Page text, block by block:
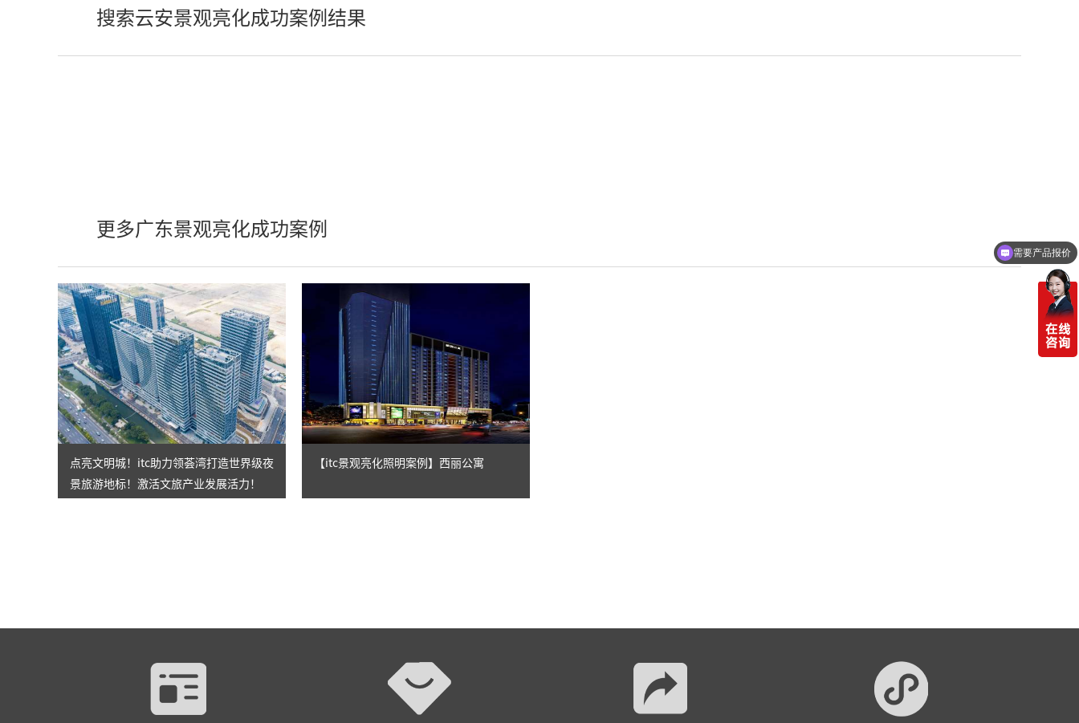
搜索云安景观亮化成功案例结果
更多广东景观亮化成功案例
点亮文明城！itc助力领荟湾打造世界级夜
景旅游地标！激活文旅产业发展活力！
【itc景观亮化照明案例】西丽公寓
需要产品报价